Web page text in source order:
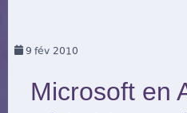
9 fév 2010
Microsoft en